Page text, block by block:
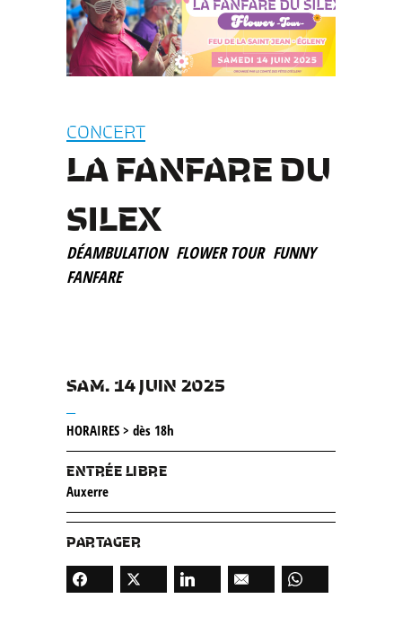
CONCERT
LA FANFARE DU
SILEX
DÉAMBULATION FLOWER TOUR FUNNY
FANFARE
SAM. 14 JUIN 2025
HORAIRES > dès 18h
ENTRÉE LIBRE
Auxerre
PARTAGER